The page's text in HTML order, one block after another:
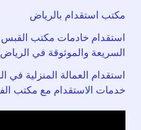
مكتب استقدام بالرياض
استقدام خادمات مكتب
السريعة والموثوقة في الرياض
استقدام العمالة المنزلية
خدمات الاستقدام مع مكتب